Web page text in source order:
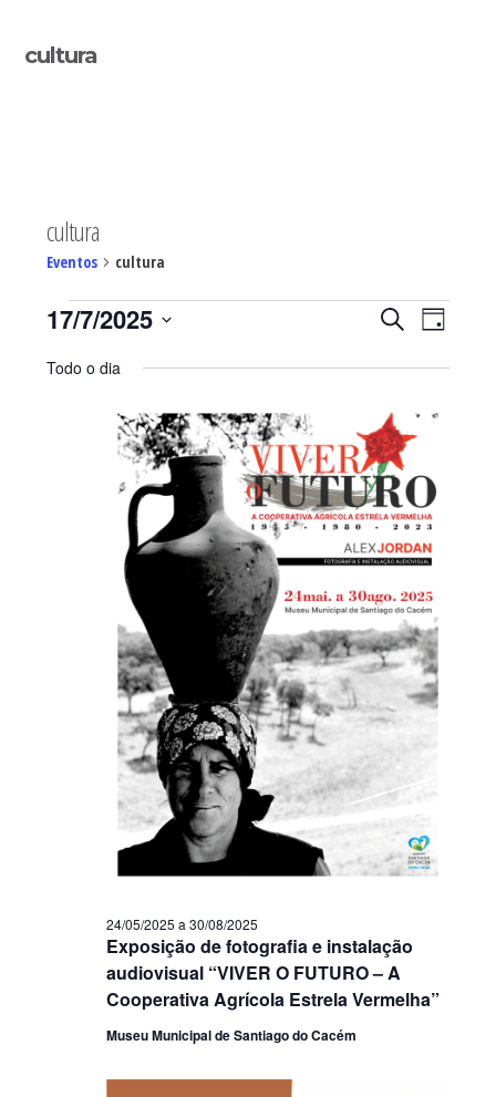
cultura
cultura
Eventos cultura
Eventos
for
17/07/2025
de
pesquisa
de
Eventos
PESQUISAR
de
DIA
17/7/2025
Todo o dia
Exposição de fotografia e instalação
audiovisual “VIVER O FUTURO – A
Cooperativa Agrícola Estrela Vermelha”
24/05/2025 a 30/08/2025
Museu Municipal de Santiago do Cacém
Sidebar